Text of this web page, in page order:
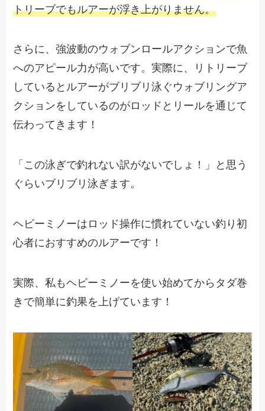
トリーブでもルアーが浮き上がりません。
さらに、強波動のウォブンロールアクションで魚
へのアピール力が高いです。実際に、リトリーブ
しているとルアーがブリブリ泳ぐウォブリングア
クションをしているのがロッドとリールを通じて
伝わってきます！
「この泳ぎで釣れない訳がないでしょ！」と思う
ぐらいブリブリ泳ぎます。
ヘビーミノーはロッド操作に慣れていない釣り初
心者におすすめのルアーです！
実際、私もヘビーミノーを使い始めてからタダ巻
きで簡単に釣果を上げています！